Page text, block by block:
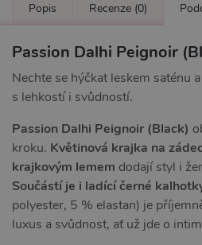
Popis Recenze (0)
Passion Dalhi Peignoir
Nechte se hýčkat leskem saténu
s lehkostí i svůdností.
Passion Dalhi Peignoir (Black)
kroku. Květinová krajka na
krajkovým lemem dodají styl i
Součástí je i ladící černé
polyester, 5 % elastan) je
luxus a svůdnost, ať už jde o